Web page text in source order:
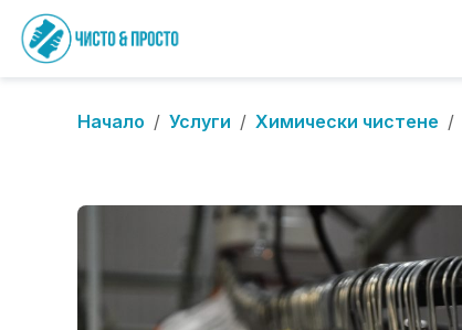
Начало / Услуги / Химически чистене /